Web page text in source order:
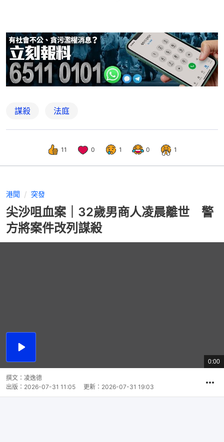
謀殺 法庭
11 0 1 0 1
港聞 突發
尖沙咀血案｜32歲男商人凌晨離世 警
方將案件改列謀殺
播
總
共
0:00
撰文： 凌逸德
出版： 2026-07-31 11:05 更新： 2026-07-31 19:03